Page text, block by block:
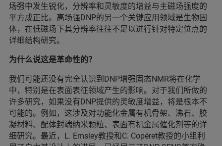
场强中发生锐化，分辨率和灵敏度的增益与主磁场强度的
平方成正比。高场强DNP的另一个关键应用领域是生物固
体，在低磁场下其分辨率往往不足以进行针对特定位点的
详细结构研究。
为什么说这是革命性的？
我们可能还没有完全认识到DNP增强固态NMR将在化学
中，特别是在表面表征领域产生的影响。对于我们所做的
许多研究，如果没有DNP提供的灵敏度增益，将是根本不
可能的。例如，这涉及对功能化金属有机骨架、沸石、胶
凝材料、配体封端纳米颗粒、表面有机金属催化剂等的详
细研究。最近，L. Emsley教授和C. Copéret教授的小组利